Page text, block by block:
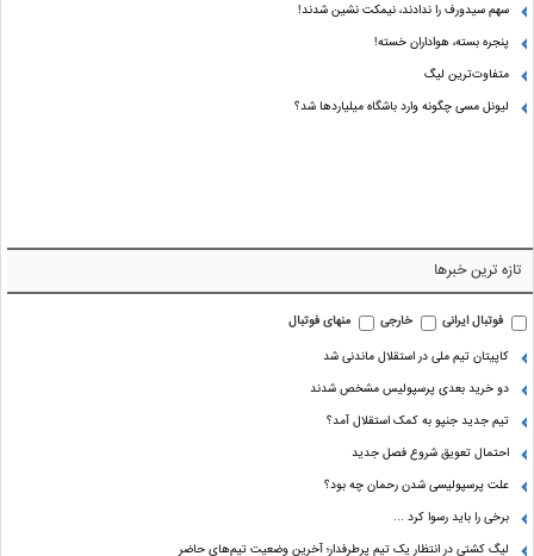
سهم سیدورف را ندادند، نیمکت نشین شدند!
پنجره بسته، هواداران خسته!
متفاوت‌ترین لیگ
لیونل مسی چگونه وارد باشگاه میلیاردها شد؟
تازه ترین خبرها
فوتبال ایرانی خارجی
منهای فوتبال
کاپیتان تیم ملی در استقلال ماندنی شد
دو خرید بعدی پرسپولیس مشخص شدند
تیم جدید جنپو به کمک استقلال آمد؟
احتمال تعویق شروع فصل جدید
علت پرسپولیسی شدن رحمان چه بود؟
برخی را باید رسوا کرد …
لیگ کشتی در انتظار یک تیم پرطرفدار؛ آخرین وضعیت تیم‌های حاضر